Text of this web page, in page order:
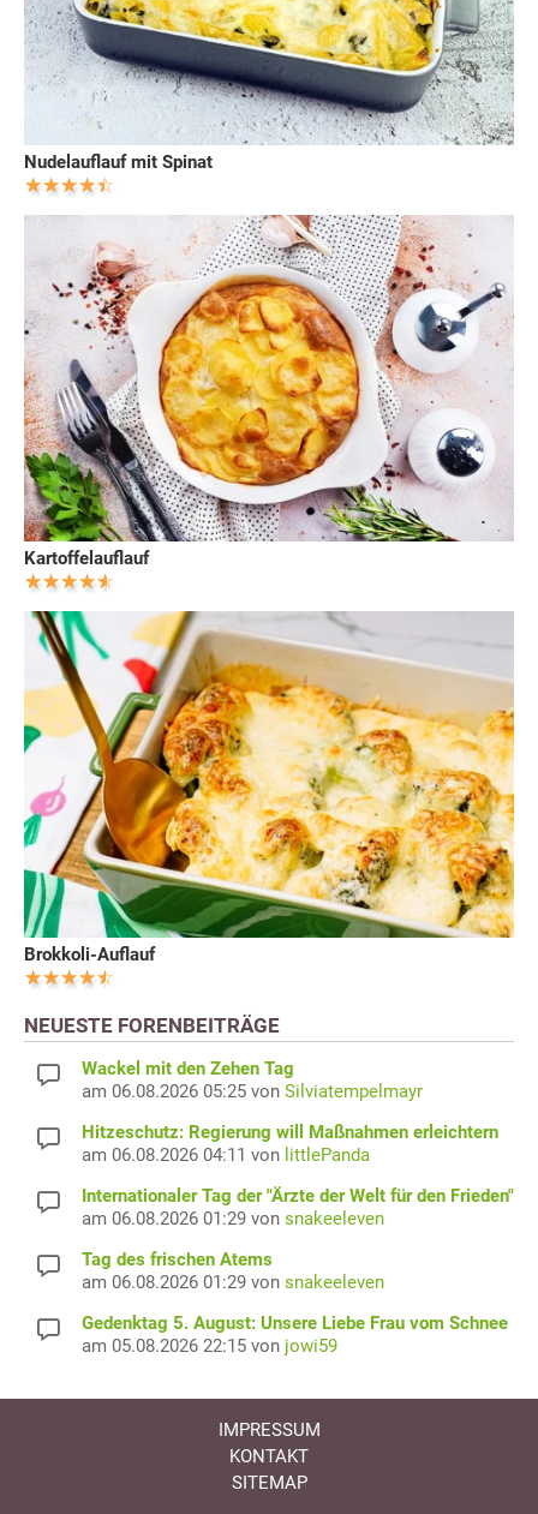
Nudelauflauf mit Spinat
Kartoffelauflauf
Brokkoli-Auflauf
NEUESTE FORENBEITRÄGE
Wackel mit den Zehen Tag
am 06.08.2026 05:25 von Silviatempelmayr
Hitzeschutz: Regierung will Maßnahmen erleichtern
am 06.08.2026 04:11 von littlePanda
Internationaler Tag der "Ärzte der Welt für den Frieden"
am 06.08.2026 01:29 von snakeeleven
Tag des frischen Atems
am 06.08.2026 01:29 von snakeeleven
Gedenktag 5. August: Unsere Liebe Frau vom Schnee
am 05.08.2026 22:15 von jowi59
IMPRESSUM
KONTAKT
SITEMAP